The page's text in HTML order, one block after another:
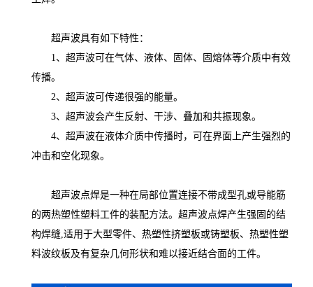
超声波具有如下特性：
1、超声波可在气体、液体、固体、固熔体等介质中有效
传播。
2、超声波可传递很强的能量。
3、超声波会产生反射、干涉、叠加和共振现象。
4、超声波在液体介质中传播时，可在界面上产生强烈的
冲击和空化现象。
超声波点焊是一种在局部位置连接不带成型孔或导能筋
的两热塑性塑料工件的装配方法。超声波点焊产生强固的结
构焊缝,适用于大型零件、热塑性挤塑板或铸塑板、热塑性塑
料波纹板及有复杂几何形状和难以接近结合面的工件。